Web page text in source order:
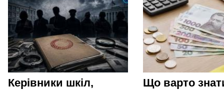
Керівники шкіл,
Що варто